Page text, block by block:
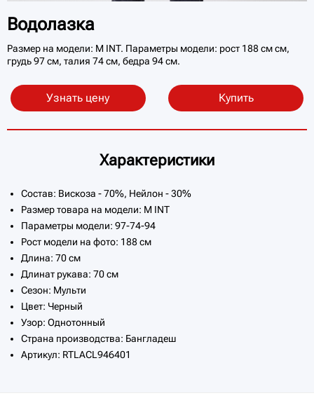
Водолазка
Размер на модели: M INT. Параметры модели: рост 188 см см,
грудь 97 см, талия 74 см, бедра 94 см.
Узнать цену Купить
Характеристики
Состав: Вискоза - 70%, Нейлон - 30%
Размер товара на модели: M INT
Параметры модели: 97-74-94
Рост модели на фото: 188 см
Длина: 70 см
Длинат рукава: 70 см
Сезон: Мульти
Цвет: Черный
Узор: Однотонный
Страна производства: Бангладеш
Артикул: RTLACL946401